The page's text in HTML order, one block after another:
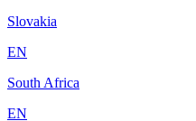
Slovakia
EN
South Africa
EN